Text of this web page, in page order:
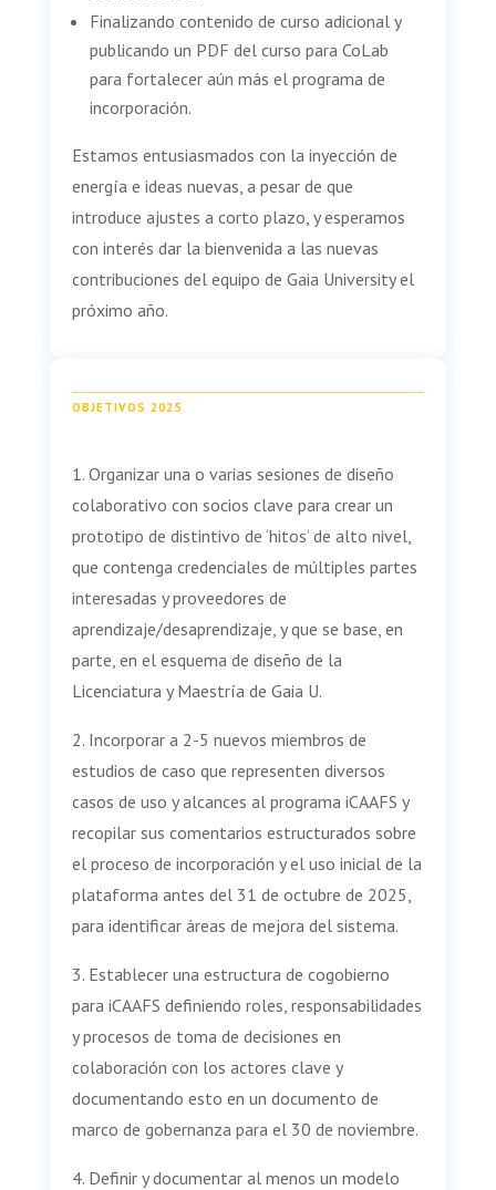
Finalizando contenido de curso adicional y
publicando un PDF del curso para CoLab
para fortalecer aún más el programa de
incorporación.
Estamos entusiasmados con la inyección de
energía e ideas nuevas, a pesar de que
introduce ajustes a corto plazo, y esperamos
con interés dar la bienvenida a las nuevas
contribuciones del equipo de Gaia University el
próximo año.
OBJETIVOS 2025
1. Organizar una o varias sesiones de diseño
colaborativo con socios clave para crear un
prototipo de distintivo de ‘hitos’ de alto nivel,
que contenga credenciales de múltiples partes
interesadas y proveedores de
aprendizaje/desaprendizaje, y que se base, en
parte, en el esquema de diseño de la
Licenciatura y Maestría de Gaia U.
2. Incorporar a 2-5 nuevos miembros de
estudios de caso que representen diversos
casos de uso y alcances al programa iCAAFS y
recopilar sus comentarios estructurados sobre
el proceso de incorporación y el uso inicial de la
plataforma antes del 31 de octubre de 2025,
para identificar áreas de mejora del sistema.
3. Establecer una estructura de cogobierno
para iCAAFS definiendo roles, responsabilidades
y procesos de toma de decisiones en
colaboración con los actores clave y
documentando esto en un documento de
marco de gobernanza para el 30 de noviembre.
4. Definir y documentar al menos un modelo